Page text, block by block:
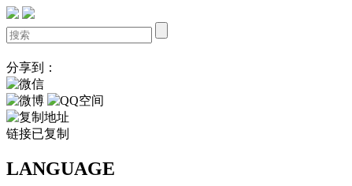
分享到：
链接已复制
LANGUAGE